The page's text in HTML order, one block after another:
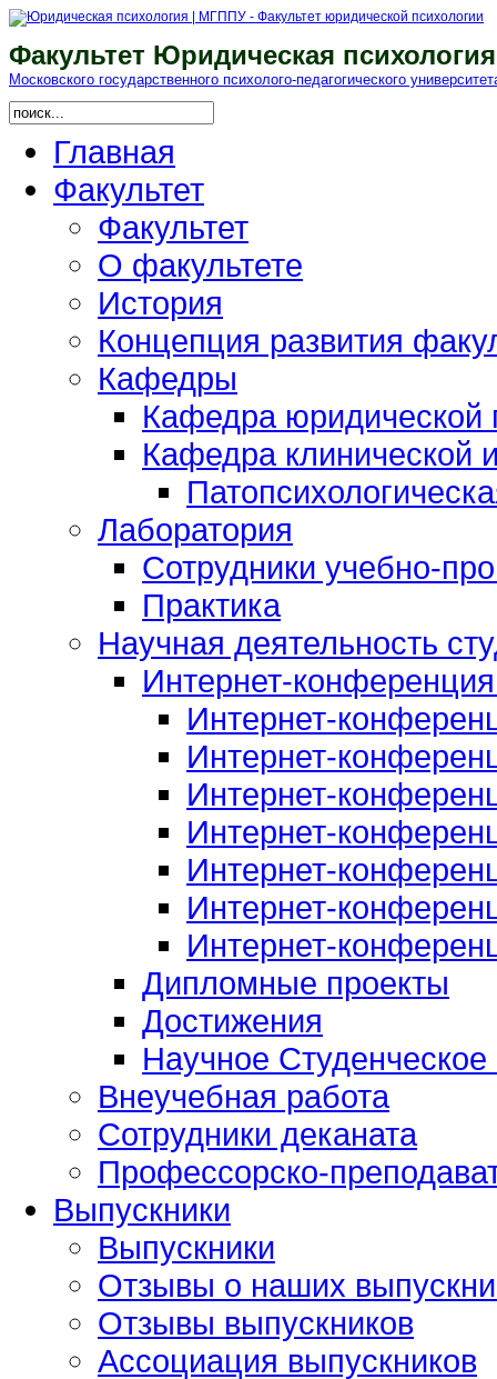
Факультет Юридическая психология
Московского гоcударственного психолого-педагогического
Главная
Факультет
Факультет
О факультете
История
Концепция развития
Кафедры
Кафедра юридической
Кафедра клинической
Лаборатория
Сотрудники учебно-
Практика
Научная деятельность
Интернет-
Интернет-
Интернет-
Интернет-
Интернет-
Интернет-
Интернет-
Интернет-
Дипломные проекты
Достижения
Научное
Внеучебная работа
Сотрудники деканата
Профессорско-
Выпускники
Выпускники
Отзывы о наших
Отзывы выпускников
Ассоциация выпускников